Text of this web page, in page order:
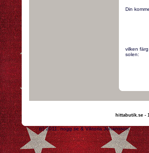
Din
vilken
solen:
hittabutik.se -
(c) 2011, nogg.se &